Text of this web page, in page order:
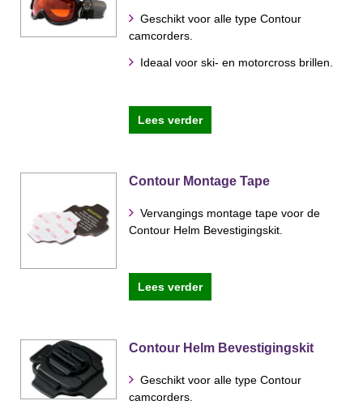
Geschikt voor alle type Contour
camcorders.
Ideaal voor ski- en motorcross brillen.
Lees verder
Contour Montage Tape
Vervangings montage tape voor de
Contour Helm Bevestigingskit.
Lees verder
Contour Helm Bevestigingskit
Geschikt voor alle type Contour
camcorders.